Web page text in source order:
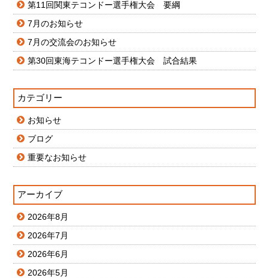
第11回関東テコンドー選手権大会 要綱
7月のお知らせ
7月の交流会のお知らせ
第30回東海テコンドー選手権大会 試合結果
カテゴリー
お知らせ
ブログ
重要なお知らせ
アーカイブ
2026年8月
2026年7月
2026年6月
2026年5月